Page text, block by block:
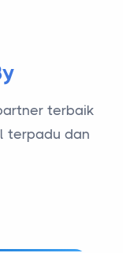
terbaik
terpadu dan